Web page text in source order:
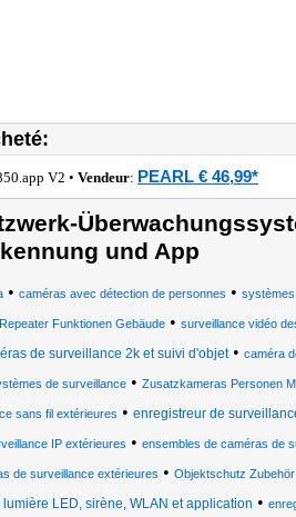
V2 • Vendeur: PEARL € 46,99*
und App
• caméras avec détection de personnes •
Funktionen Gebäude• surveillance vidéo
de surveillance 2k et suivi d'objet• caméra
de surveillance • Zusatzkameras Personen
sans fil extérieures • enregistreur de
IP extérieures • ensembles de caméras de
de surveillance extérieures • Objektschutz
LED, sirène, WLAN et application •